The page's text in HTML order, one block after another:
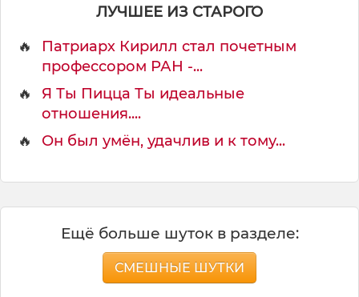
ЛУЧШЕЕ ИЗ СТАРОГО
🔥
Патриарх Кирилл стал почетным
профессором РАН -...
🔥
Я Ты Пицца Ты идеальные
отношения....
🔥
Он был умён, удачлив и к тому...
Ещё больше шуток в разделе:
СМЕШНЫЕ ШУТКИ